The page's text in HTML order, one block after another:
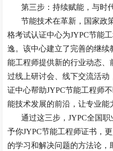
第三步：持续赋能，与时
节能技术在革新，国家政
格考试认证中心为JYPC节能
逸。该中心建立了完善的继续
能工程师提供新的行业动态、
过线上研讨会、线下交流活动
证中心帮助JYPC节能工程师
能技术发展的前沿，让专业能
通过这三步，JYPC全国
予你JYPC节能工程师证书，
的学习和解决问题的方法论，